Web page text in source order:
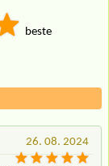
beste
26. 08. 2024